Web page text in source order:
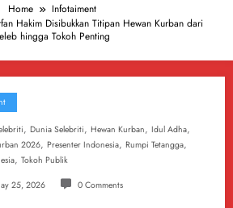
Home
Infotaiment
Hakim Disibukkan Titipan Hewan Kurban dari
hingga Tokoh Penting
, Dunia Selebriti, Hewan Kurban, Idul Adha,
2026, Presenter Indonesia, Rumpi Tetangga,
, Tokoh Publik
25, 2026 0 Comments